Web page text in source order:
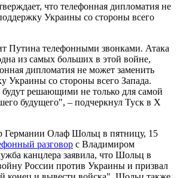
что телефонная дипломатия не
Украины со стороны всего
Путина телефонными звонками. Атака
из самых больших в этой войне,
дипломатия не может заменить
Украины со стороны всего Запада.
решающими не только для самой
будущего", – подчеркнул Туск в X
Германии Олаф Шольц в пятницу, 15
разговор с Владимиром
канцлера заявила, что Шольц в
России против Украины и призвал